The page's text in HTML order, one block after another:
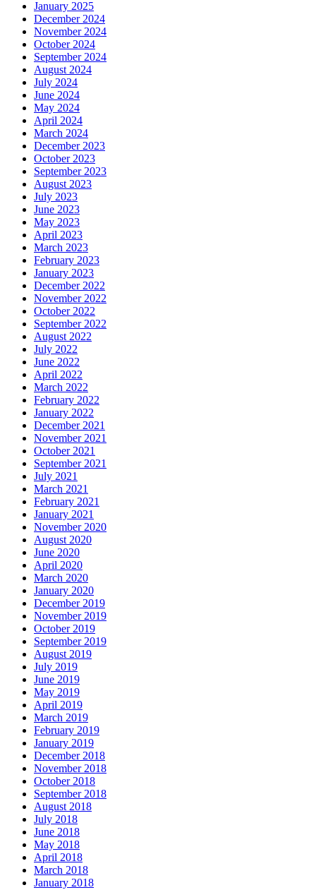
January 2025
December 2024
November 2024
October 2024
September 2024
August 2024
July 2024
June 2024
May 2024
April 2024
March 2024
December 2023
October 2023
September 2023
August 2023
July 2023
June 2023
May 2023
April 2023
March 2023
February 2023
January 2023
December 2022
November 2022
October 2022
September 2022
August 2022
July 2022
June 2022
April 2022
March 2022
February 2022
January 2022
December 2021
November 2021
October 2021
September 2021
July 2021
March 2021
February 2021
January 2021
November 2020
August 2020
June 2020
April 2020
March 2020
January 2020
December 2019
November 2019
October 2019
September 2019
August 2019
July 2019
June 2019
May 2019
April 2019
March 2019
February 2019
January 2019
December 2018
November 2018
October 2018
September 2018
August 2018
July 2018
June 2018
May 2018
April 2018
March 2018
January 2018